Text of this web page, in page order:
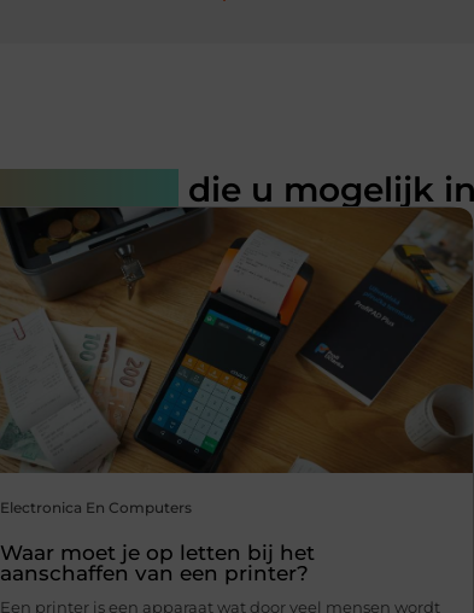
die u mogelijk
Electronica En Computers
Waar moet je op letten bij het
aanschaffen van een printer?
Een printer is een apparaat wat door veel mensen wordt